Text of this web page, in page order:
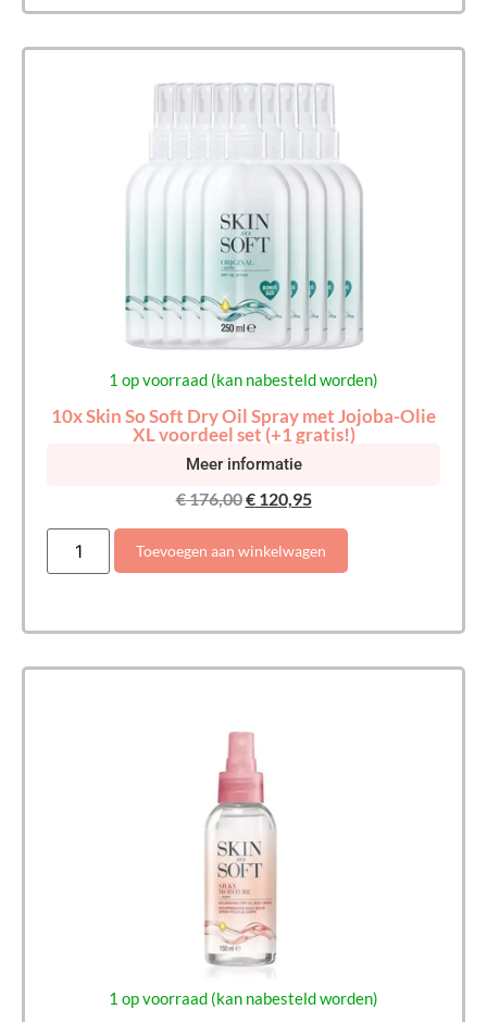
1 op voorraad (kan nabesteld worden)
10x Skin So Soft Dry Oil Spray met Jojoba-Olie
XL voordeel set (+1 gratis!)
Meer informatie
€176,00€120,95
Toevoegen aan winkelwagen
1 op voorraad (kan nabesteld worden)